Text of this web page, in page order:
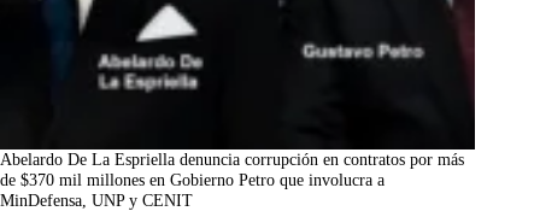
Abelardo De La Espriella denuncia corrupción en contratos por más
de $370 mil millones en Gobierno Petro que involucra a
MinDefensa, UNP y CENIT